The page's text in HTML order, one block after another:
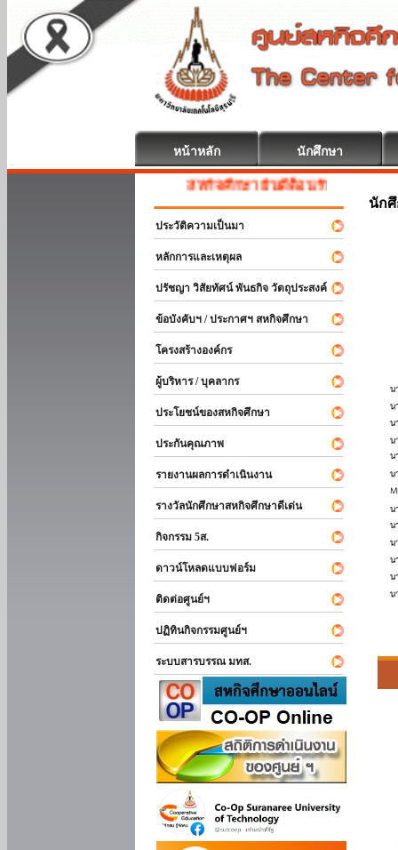
หน้าหลัก นักศึกษา
สหกิจศึกษา ยินดีต้อนรับ
ประวัติความเป็นมา
หลักการและเหตุผล
ปรัชญา วิสัยทัศน์ พันธกิจ วัตถุประสงค์
ข้อบังคับฯ / ประกาศฯ สหกิจศึกษา
โครงสร้างองค์กร
ผู้บริหาร / บุคลากร
ประโยชน์ของสหกิจศึกษา
ประกันคุณภาพ
รายงานผลการดำเนินงาน
รางวัลนักศึกษาสหกิจศึกษาดีเด่น
กิจกรรม 5ส.
ดาวน์โหลดแบบฟอร์ม
ติดต่อศูนย์ฯ
ปฏิทินกิจกรรมศูนย์ฯ
ระบบสารบรรณ มทส.
นัก